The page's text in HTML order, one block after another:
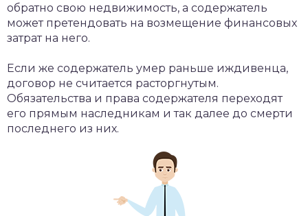
обратно свою недвижимость, а содержатель
может претендовать на возмещение финансовых
затрат на него.
Если же содержатель умер раньше иждивенца,
договор не считается расторгнутым.
Обязательства и права содержателя переходят
его прямым наследникам и так далее до смерти
последнего из них.